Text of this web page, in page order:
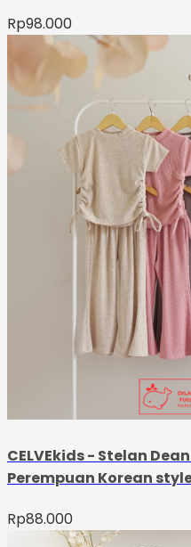
Rp98.000
CELVEkids - Stelan
Perempuan Korean
Rp88.000